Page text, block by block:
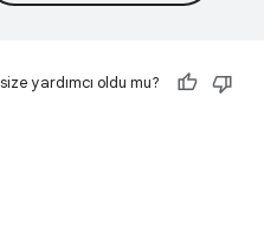
yardımcı oldu mu?